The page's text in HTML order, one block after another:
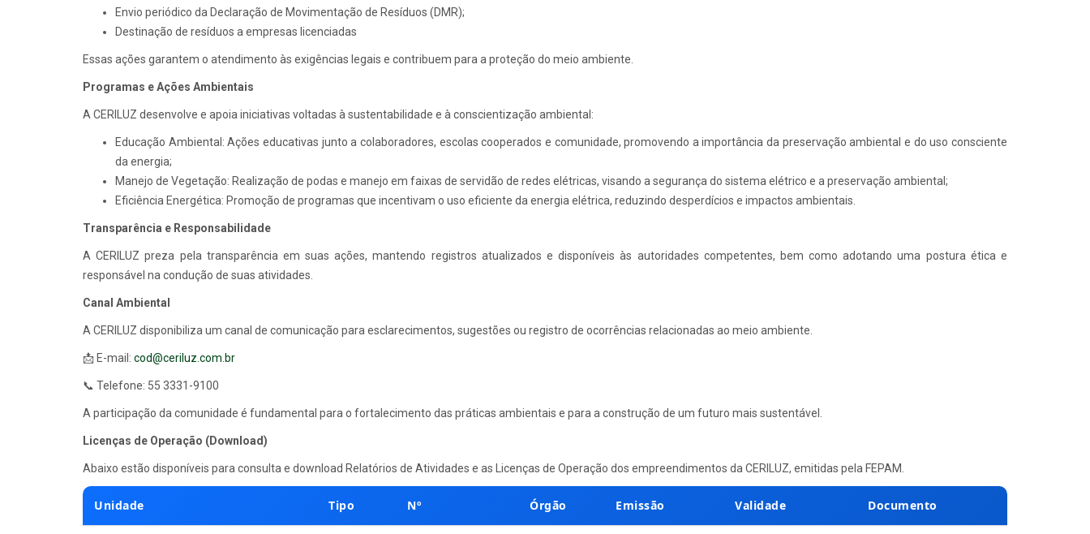
Envio periódico da Declaração de Movimentação de Resíduos (DMR);
Destinação de resíduos a empresas licenciadas
Essas ações garantem o atendimento às exigências legais e contribuem para a proteção do meio ambiente.
Programas e Ações Ambientais
A CERILUZ desenvolve e apoia iniciativas voltadas à sustentabilidade e à conscientização ambiental:
Educação Ambiental: Ações educativas junto a colaboradores, escolas cooperados e comunidade, promovendo a importância da preservação ambiental e do uso consciente
da energia;
Manejo de Vegetação: Realização de podas e manejo em faixas de servidão de redes elétricas, visando a segurança do sistema elétrico e a preservação ambiental;
Eficiência Energética: Promoção de programas que incentivam o uso eficiente da energia elétrica, reduzindo desperdícios e impactos ambientais.
Transparência e Responsabilidade
A CERILUZ preza pela transparência em suas ações, mantendo registros atualizados e disponíveis às autoridades competentes, bem como adotando uma postura ética e
responsável na condução de suas atividades.
Canal Ambiental
A CERILUZ disponibiliza um canal de comunicação para esclarecimentos, sugestões ou registro de ocorrências relacionadas ao meio ambiente.
📩 E-mail: cod@ceriluz.com.br
📞 Telefone: 55 3331-9100
A participação da comunidade é fundamental para o fortalecimento das práticas ambientais e para a construção de um futuro mais sustentável.
Licenças de Operação (Download)
Abaixo estão disponíveis para consulta e download Relatórios de Atividades e as Licenças de Operação dos empreendimentos da CERILUZ, emitidas pela FEPAM.
Unidade Tipo Nº Órgão Emissão Validade Documento